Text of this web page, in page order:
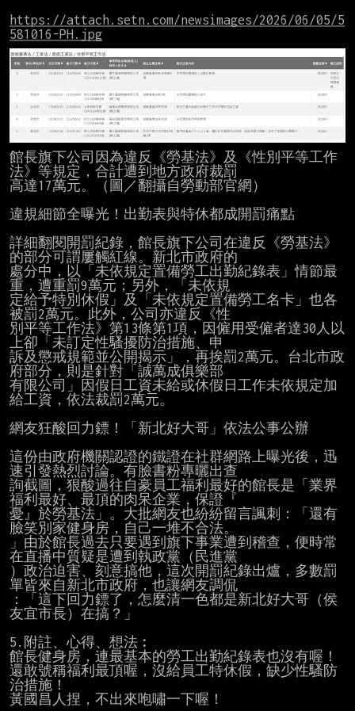
https://attach.setn.com/newsimages/2026/06/05/5
581016-PH.jpg
館長旗下公司因為違反《勞基法》及《性別平等工作
法》等規定，合計遭到地方政府裁罰
高達17萬元。（圖／翻攝自勞動部官網）
違規細節全曝光！出勤表與特休都成開罰痛點
詳細翻閱開罰紀錄，館長旗下公司在違反《勞基法》
的部分可謂屢觸紅線。新北市政府的
處分中，以「未依規定置備勞工出勤紀錄表」情節最
重，遭重罰9萬元；另外，「未依規
定給予特別休假」及「未依規定置備勞工名卡」也各
被罰2萬元。此外，公司亦違反《性
別平等工作法》第13條第1項，因僱用受僱者達30人以
上卻「未訂定性騷擾防治措施、申
訴及懲戒規範並公開揭示」，再挨罰2萬元。台北市政
府部分，則是針對「誠萬成俱樂部
有限公司」因假日工資未給或休假日工作未依規定加
給工資，依法裁罰2萬元。
網友狂酸回力鏢！「新北好大哥」依法公事公辦
這份由政府機關認證的鐵證在社群網路上曝光後，迅
速引發熱烈討論。有臉書粉專曬出查
詢截圖，狠酸過往自豪員工福利最好的館長是「業界
福利最好、最頂的肉呆企業，保證『
憂』於勞基法」。大批網友也紛紛留言諷刺：「還有
臉笑別家健身房，自己一堆不合法。
」由於館長過去只要遇到旗下事業遭到稽查，便時常
在直播中質疑是遭到執政黨（民進黨
）政治迫害、刻意搞他，這次開罰紀錄出爐，多數罰
單皆來自新北市政府，也讓網友調侃
：「這下回力鏢了，怎麼清一色都是新北好大哥（侯
友宜市長）在搞？」
5.附註、心得、想法︰
館長健身房，連最基本的勞工出勤紀錄表也沒有喔！
還敢號稱福利最頂喔，沒給員工特休假，缺少性騷防
治措施！
黃國昌人捏，不出來咆嘯一下喔！